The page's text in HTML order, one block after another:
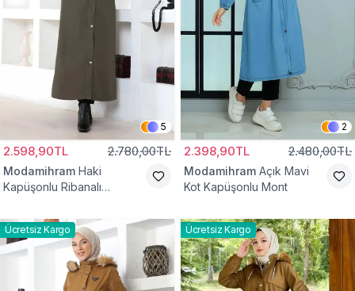
5
2.598,90TL 2.780,00TL
Modamihram Haki
Kapüşonlu Ribanalı
2
2.398,90TL 2.480,00TL
Modamihram Açık Mavi
Kot Kapüşonlu Mont
Ücretsiz Kargo Ücretsiz Kargo